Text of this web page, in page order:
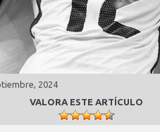
2024
VALORA ESTE ARTÍCULO